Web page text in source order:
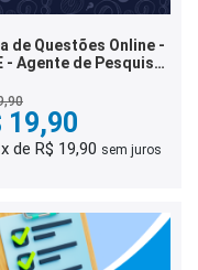
de Questões Online -
- Agente de Pesquisa
19,90
de R$ 19,90 sem juros